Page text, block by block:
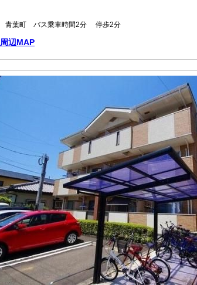
青葉町 バス乗車時間2分 停歩2分
周辺MAP